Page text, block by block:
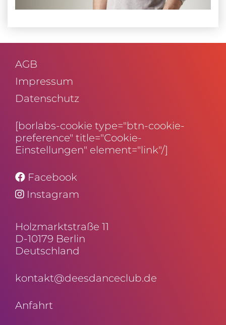
AGB
Impressum
Daten­schutz
[borlabs-cookie type="btn-cookie-
preference" title="Cookie-
Einstellungen" element="link"/]
Facebook
Instagram
Holz­markt­straße 11
D-10179 Berlin
Deutschland
kontakt@deesdanceclub.de
Anfahrt